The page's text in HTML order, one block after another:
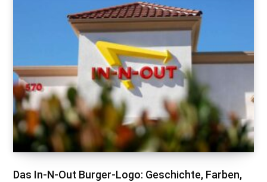
Das In-N-Out Burger-Logo: Geschichte, Farben,